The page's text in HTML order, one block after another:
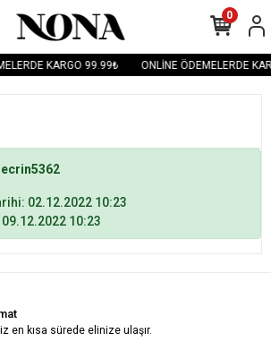
KARGO 99.99₺ ONLİNE ÖDEMELERDE
0
ecrin5362
02.12.2022 10:23
10:23
en kısa sürede elinize ulaşır.